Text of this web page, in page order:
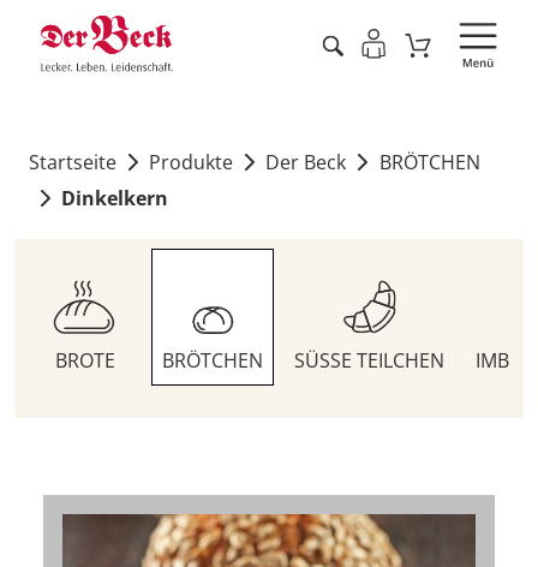
Startseite Produkte Der Beck
BRÖTCHEN
Dinkelkern
BROTE BRÖTCHEN SÜSSE TEILCHEN